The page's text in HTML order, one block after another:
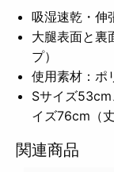
吸湿速乾・伸
大腿表面と裏
プ）
使用素材：ポ
Sサイズ
イズ76cm（丈
関連商品